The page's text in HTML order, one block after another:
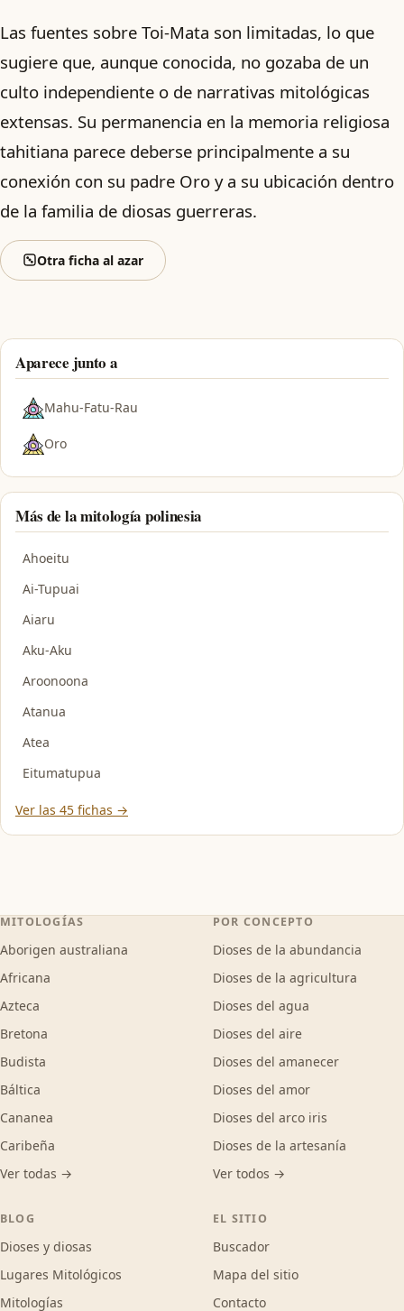
Las fuentes sobre Toi-Mata son limitadas, lo que
sugiere que, aunque conocida, no gozaba de un
culto independiente o de narrativas mitológicas
extensas. Su permanencia en la memoria religiosa
tahitiana parece deberse principalmente a su
conexión con su padre Oro y a su ubicación dentro
de la familia de diosas guerreras.
Otra ficha al azar
Aparece junto a
Mahu-Fatu-Rau
Oro
Más de la mitología polinesia
Ahoeitu
Ai-Tupuai
Aiaru
Aku-Aku
Aroonoona
Atanua
Atea
Eitumatupua
Ver las 45 fichas →
MITOLOGÍAS
Aborigen australiana
Africana
Azteca
Bretona
Budista
Báltica
Cananea
Caribeña
Ver todas →
POR CONCEPTO
Dioses de la abundancia
Dioses de la agricultura
Dioses del agua
Dioses del aire
Dioses del amanecer
Dioses del amor
Dioses del arco iris
Dioses de la artesanía
Ver todos →
BLOG
Dioses y diosas
Lugares Mitológicos
Mitologías
EL SITIO
Buscador
Mapa del sitio
Contacto